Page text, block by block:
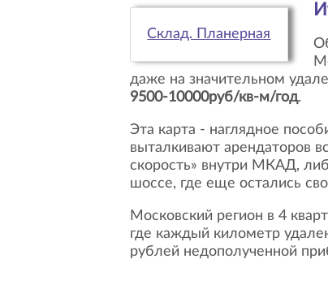
Склад. Планерная
Общая картина к концу 2024г демонстрирует четкую тенденцию: рынок складов в
даже на значительном
9500-10000руб/кв-м/год.
Эта карта - наглядное пособие по географии дефицита. Мы видим, как логистическое кольцо сжимается, а цены
выталкивают арендаторов
скорость» внутри МКАД,
шоссе, где еще остались
Московский регион в 4 квартале 2024г подтверждает статус самого дорогого и динамичного складского рынка страны,
где каждый километр
рублей недополученной